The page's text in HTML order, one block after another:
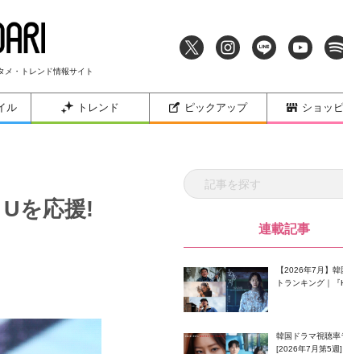
メ・トレンド情報サイト
ル トレンド ピックアップ ショッ
を応援!
連載記事
【2026年7月】
トランキング｜『
韓国ドラマ視聴率
[2026年7月第5週]